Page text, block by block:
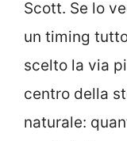
Scott. Se lo
un timing
scelto la via
centro della
naturale: